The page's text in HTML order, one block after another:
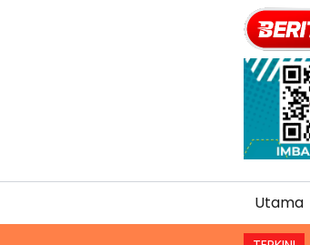
Utama